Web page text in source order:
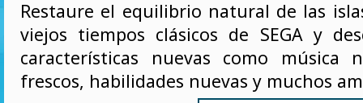
Restaure el equilibrio natural de las
viejos tiempos clásicos de SEGA y
características nuevas como música
frescos, habilidades nuevas y muchos